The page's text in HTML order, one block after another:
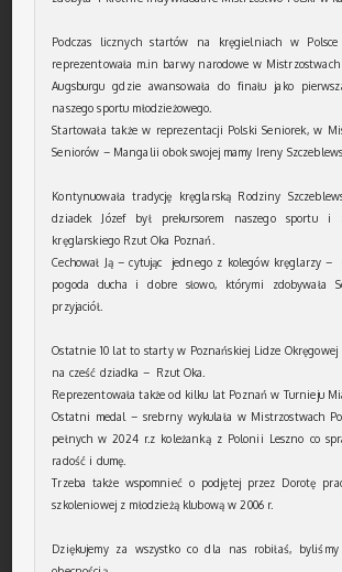
Podczas licznych startów na kręgielniach w
reprezentowała m.in barwy narodowe w
Augsburgu gdzie awansowała do finału jako
naszego sportu młodzieżowego.
Startowała także w reprezentacji Polski Seniorek, w
Seniorów – Mangalii obok swojej mamy Ireny
Kontynuowała tradycję kręglarską Rodziny
dziadek Józef był prekursorem naszego sportu i
kręglarskiego Rzut Oka Poznań.
Cechował Ją – cytując jednego z kolegów kręglarzy –
pogoda ducha i dobre słowo, którymi zdobywała
przyjaciół.
Ostatnie 10 lat to starty w Poznańskiej Lidze Okręgowej
na cześć dziadka – Rzut Oka.
Reprezentowała także od kilku lat Poznań w Turnieju
Ostatni medal – srebrny wykulała w Mistrzostwach
pełnych w 2024 r.z koleżanką z Polonii Leszno co
radość i dumę.
Trzeba także wspomnieć o podjętej przez Dorotę
szkoleniowej z młodzieżą klubową w 2006 r.
Dziękujemy za wszystko co dla nas robiłaś, byliśmy